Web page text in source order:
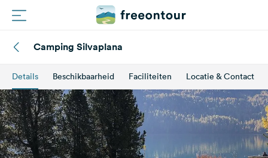
Routes
Campings
Magazine
Partners
Camping Silvaplana
Details Beschikbaarheid Faciliteiten Locatie & Contact